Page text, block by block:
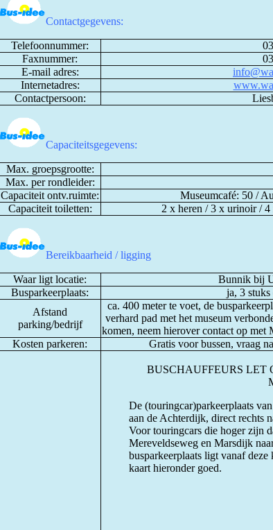
Contactgegevens:
Telefoonnummer:
Faxnummer:
E-mail adres:
Internetadres:
Contactpersoon:
Capaciteitsgegevens:
Max. groepsgrootte:
Max. per rondleider:
Capaciteit ontv.ruimte:
Museumcafé: 50 /
Capaciteit toiletten:
2 x heren / 3 x urinoir /
Bereikbaarheid / ligging
Waar ligt locatie:
Bunnik bij
Busparkeerplaats:
ja, 3
Afstand
parking/bedrijf
ca. 400 meter te voet, de
verhard pad met het museum
komen, neem hierover contact op
Kosten parkeren:
Gratis voor bussen, vraag
BUSCHAUFFEURS LET
De (touringcar)parkeerplaats
aan de Achterdijk, direct rechts
Voor touringcars die hoger zijn
Mereveldseweg en Marsdijk
busparkeerplaats ligt vanaf
kaart hieronder goed.